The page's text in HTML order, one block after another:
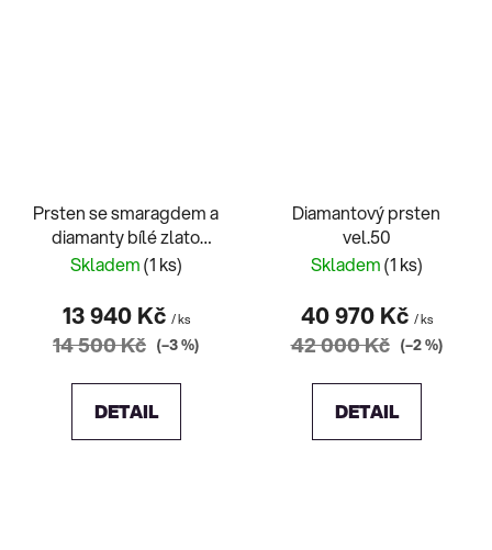
Prsten se smaragdem a
diamanty bílé zlato
Markab
Skladem(1 ks)
13 940 Kč / ks
14 500 Kč (–3 %)
DETAIL
Diamantový prsten
vel.50
Skladem(1 ks)
40 970 Kč / ks
42 000 Kč (–2 %)
DETAIL